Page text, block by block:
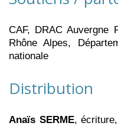
CAF, DRAC Auvergne
Rhône Alpes,
nationale
Distribution
Anaïs SERME,